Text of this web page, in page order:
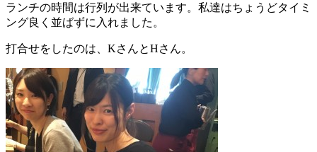
ランチの時間は行列が出来ています。私達はちょうどタイミ
ング良く並ばずに入れました。
打合せをしたのは、KさんとHさん。